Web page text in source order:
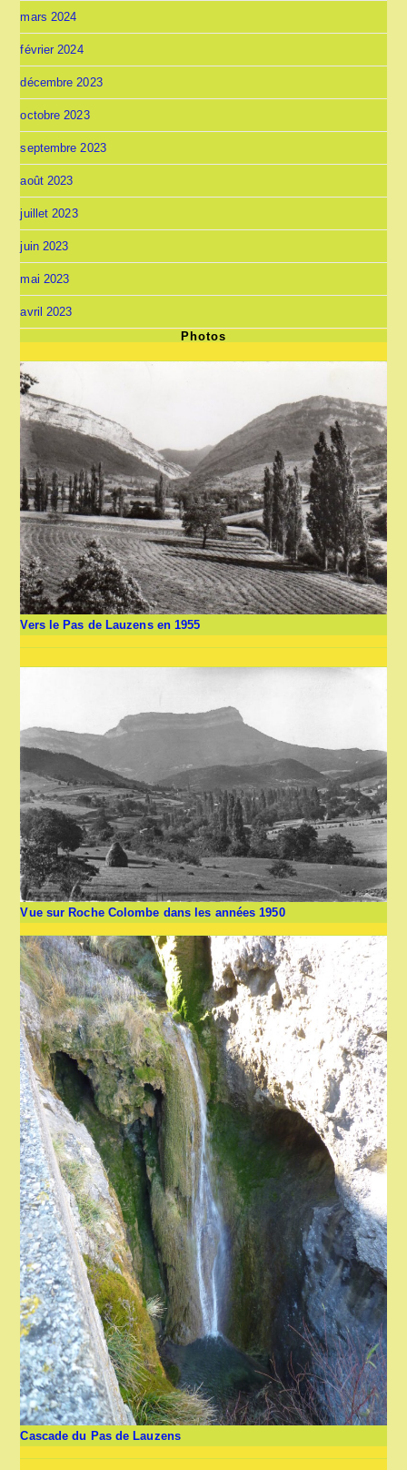
mars 2024
février 2024
décembre 2023
octobre 2023
septembre 2023
août 2023
juillet 2023
juin 2023
mai 2023
avril 2023
Photos
Vers le Pas de Lauzens en 1955
Vue sur Roche Colombe dans les années 1950
Cascade du Pas de Lauzens